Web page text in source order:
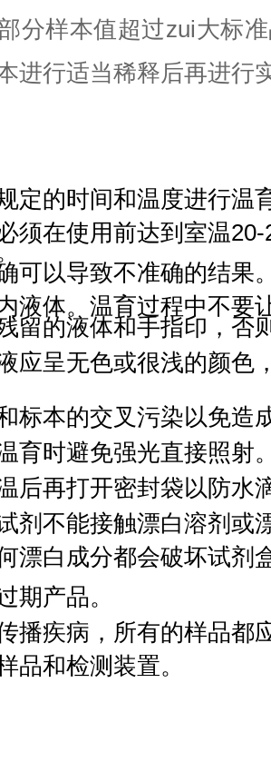
分样本值超过zui大标
进行适当稀释后再进行
定的时间和温度进行温
须在使用前达到室温
可以导致不准确的结果
液体。温育过程中不要
留的液体和手指印，否
应呈无色或很浅的颜色
标本的交叉污染以免造
育时避免强光直接照射
后再打开密封袋以防水
剂不能接触漂白溶剂或
漂白成分都会破坏试剂
期产品。
播疾病，所有的样品都
品和检测装置。